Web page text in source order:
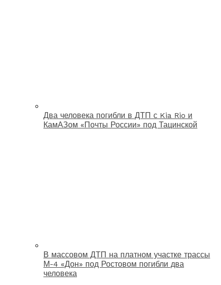
Два человека погибли в ДТП с Kia Rio и
КамАЗом «Почты России» под Тацинской
В массовом ДТП на платном участке трассы
М-4 «Дон» под Ростовом погибли два
человека